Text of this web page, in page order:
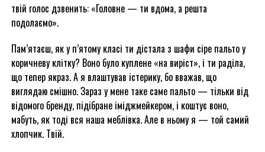
твій голос дзвенить: «Головне — ти вдома, а решта
подолаємо».
Пам’ятаєш, як у п’ятому класі ти дістала з шафи сіре пальто у
коричневу клітку? Воно було куплене «на виріст», і ти раділа,
що тепер якраз. А я влаштував істерику, бо вважав, що
виглядаю смішно. Зараз у мене таке саме пальто — тільки від
відомого бренду, підібране іміджмейкером, і коштує воно,
мабуть, як тоді вся наша меблівка. Але в ньому я — той самий
хлопчик. Твій.